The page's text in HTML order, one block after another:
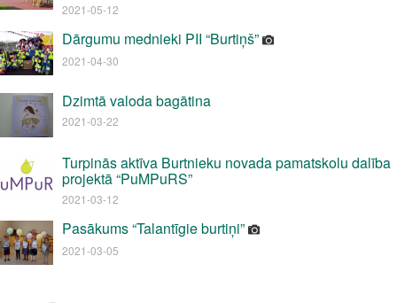
2021-05-12
Dārgumu mednieki PII “Burtiņš”
2021-04-30
Dzimtā valoda bagātina
2021-03-22
Turpinās aktīva Burtnieku novada pamatskolu dalība
projektā “PuMPuRS”
2021-03-12
Pasākums “Talantīgie burtiņi”
2021-03-05